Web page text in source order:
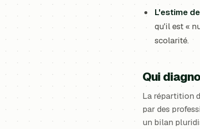
L'estime
qu'il est «
scolarité.
Qui
La répartition
par des
un bilan